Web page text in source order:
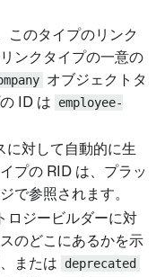
このタイプのリンク
ンクタイプの一意の
オブジェクトタ
ID は
employee-
に対して自動的に生
プの RID は、プラッ
で参照されます。
ロジービルダーに対
のどこにあるかを示
、または
deprecated